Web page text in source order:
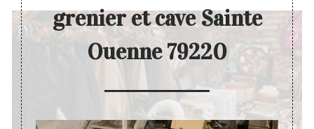
grenier et cave Sainte
Ouenne 79220